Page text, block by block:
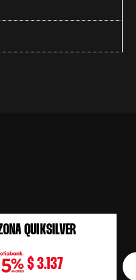
QUIKSILVER
$3.137